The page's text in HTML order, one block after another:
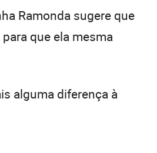
Ramonda sugere que
que ela mesma
alguma diferença à